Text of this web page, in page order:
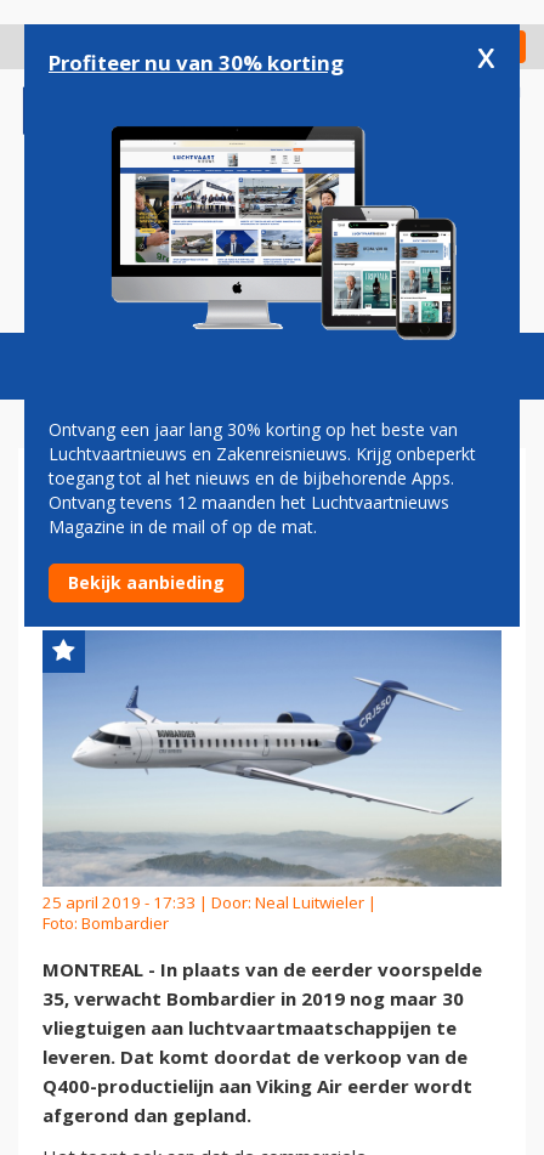
gaan
Check in
Magazine Podcasts Vacatures
BOMBARDIER: NOG MAAR 30
COMMERCIËLE VLIEGTUIGEN
DIT JAAR
25 april 2019 - 17:33 | Door: Neal Luitwieler |
Foto: Bombardier
MONTREAL - In plaats van de eerder voorspelde
35, verwacht Bombardier in 2019 nog maar 30
vliegtuigen aan luchtvaartmaatschappijen te
leveren. Dat komt doordat de verkoop van de
Q400-productielijn aan Viking Air eerder wordt
afgerond dan gepland.
Profiteer nu van 30% korting x
Ontvang een jaar lang 30% korting op het beste van
Luchtvaartnieuws en Zakenreisnieuws. Krijg onbeperkt
toegang tot al het nieuws en de bijbehorende Apps.
Ontvang tevens 12 maanden het Luchtvaartnieuws
Magazine in de mail of op de mat.
Bekijk aanbieding